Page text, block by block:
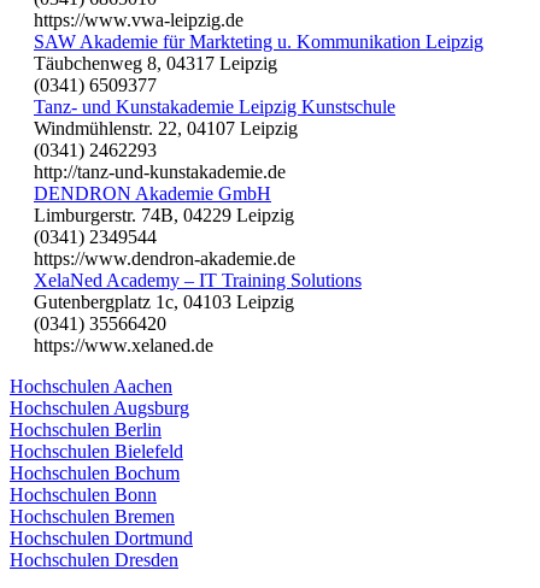
https://www.vwa-leipzig.de
SAW Akademie für Markteting u. Kommunikation Leipzig
Täubchenweg 8, 04317 Leipzig
(0341) 6509377
Tanz- und Kunstakademie Leipzig Kunstschule
Windmühlenstr. 22, 04107 Leipzig
(0341) 2462293
http://tanz-und-kunstakademie.de
DENDRON Akademie GmbH
Limburgerstr. 74B, 04229 Leipzig
(0341) 2349544
https://www.dendron-akademie.de
XelaNed Academy – IT Training Solutions
Gutenbergplatz 1c, 04103 Leipzig
(0341) 35566420
https://www.xelaned.de
Hochschulen Aachen
Hochschulen Augsburg
Hochschulen Berlin
Hochschulen Bielefeld
Hochschulen Bochum
Hochschulen Bonn
Hochschulen Bremen
Hochschulen Dortmund
Hochschulen Dresden